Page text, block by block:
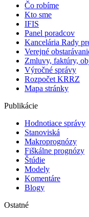
Čo robíme
Kto sme
IFIS
Panel poradcov
Kancelária Rady
Verejné
Zmluvy, faktúry,
Výročné správy
Rozpočet KRRZ
Mapa stránky
Publikácie
Hodnotiace správy
Stanoviská
Makroprognózy
Fiškálne prognózy
Štúdie
Modely
Komentáre
Blogy
Ostatné